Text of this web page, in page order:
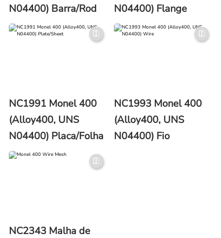
N04400) Barra/Rod
N04400) Flange
NC1991 Monel 400
(Alloy400, UNS
N04400) Placa/Folha
NC1993 Monel 400
(Alloy400, UNS
N04400) Fio
NC2343 Malha de